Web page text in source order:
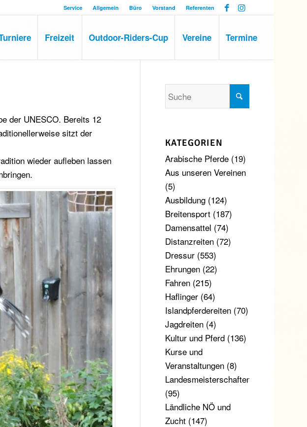
Service Allgemein Büro Vorstand Referenten
Freizeit Outdoor-Riders-Cup Vereine Termine
der UNESCO. Bereits 12
sitzt der
wieder aufleben lassen
KATEGORIEN
Arabische Pferde(19)
Aus unseren Vereinen
(5)
Ausbildung(124)
Breitensport(187)
Damensattel (74)
Distanzreiten(72)
Dressur(553)
Ehrungen(22)
Fahren(215)
Haflinger(64)
Islandpferdereiten(70)
Jagdreiten(4)
Kultur und Pferd(136)
Kurse und
Veranstaltungen(8)
Landesmeisterschaften
(95)
Ländliche NÖ und
Zucht(147)